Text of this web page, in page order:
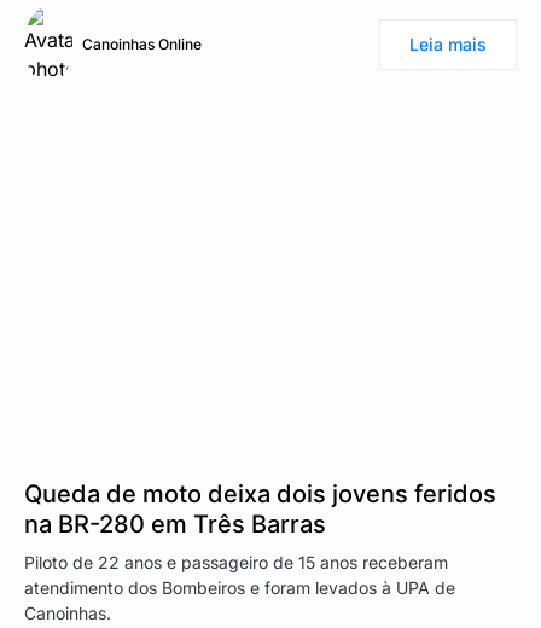
Canoinhas Online Leia mais
Queda de moto deixa dois jovens feridos
na BR-280 em Três Barras
Piloto de 22 anos e passageiro de 15 anos receberam
atendimento dos Bombeiros e foram levados à UPA de
Canoinhas.